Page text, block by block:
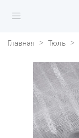
Главная Тюль